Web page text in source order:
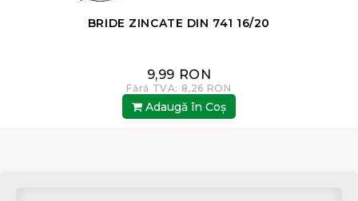
BRIDE ZINCATE DIN 741 16/20
9,99 RON
Fără TVA: 8,26 RON
Adaugă în Coş